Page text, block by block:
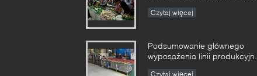
Czytaj więcej
Podsumowanie głównego
wyposażenia linii produkcyjnej
Czytaj więcej